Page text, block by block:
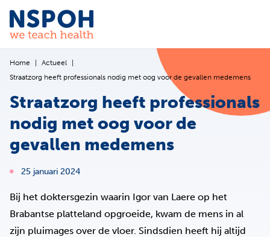
Ga naar de inhoud
Home
Actueel
Straatzorg heeft professionals nodig met oog voor de gevallen medemens
Straatzorg heeft professionals
nodig met oog voor de
gevallen medemens
25 januari 2024
Bij het doktersgezin waarin Igor van Laere op het
Brabantse platteland opgroeide, kwam de mens in al
zijn pluimages over de vloer. Sindsdien heeft hij altijd